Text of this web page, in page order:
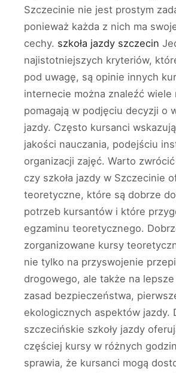
Szczecinie nie jest prostym
ponieważ każda z nich ma
cechy. szkoła jazdy szczecin
najistotniejszych kryteriów,
pod uwagę, są opinie innych
internecie można znaleźć wiele
pomagają w podjęciu decyzji o
jazdy. Często kursanci
jakości nauczania, podejściu
organizacji zajęć. Warto
czy szkoła jazdy w Szczecinie
teoretyczne, które są dobrze
potrzeb kursantów i które
egzaminu teoretycznego.
zorganizowane kursy
nie tylko na przyswojenie
drogowego, ale także na
zasad bezpieczeństwa,
ekologicznych aspektów jazdy.
szczecińskie szkoły jazdy
częściej kursy w różnych
sprawia, że kursanci mogą